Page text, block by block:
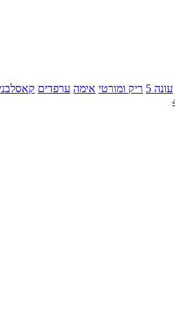
עונה 5 ריק ומורטי אימה ערפדים